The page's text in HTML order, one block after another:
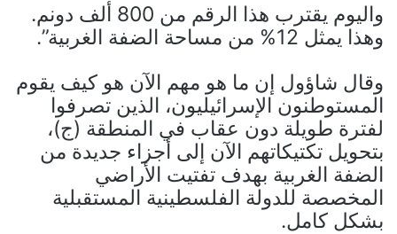
واليوم يقترب هذا الرقم من 800 ألف دونم.
وهذا يمثل 12% من مساحة الضفة الغربية”.
وقال شاؤول إن ما هو مهم الآن هو كيف يقوم
المستوطنون الإسرائيليون، الذين تصرفوا
لفترة طويلة دون عقاب في المنطقة (ج)،
بتحويل تكتيكاتهم الآن إلى أجزاء جديدة من
الضفة الغربية بهدف تفتيت الأراضي
المخصصة للدولة الفلسطينية المستقبلية
بشكل كامل.